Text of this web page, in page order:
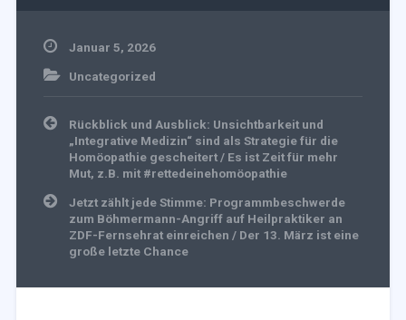
Januar 5, 2026
Uncategorized
Beitragsnavigation
Rückblick und Ausblick: Unsichtbarkeit und
„Integrative Medizin“ sind als Strategie für die
Homöopathie gescheitert / Es ist Zeit für mehr
Mut, z.B. mit #rettedeinehomöopathie
Jetzt zählt jede Stimme: Programmbeschwerde
zum Böhmermann-Angriff auf Heilpraktiker an
ZDF-Fernsehrat einreichen / Der 13. März ist eine
große letzte Chance